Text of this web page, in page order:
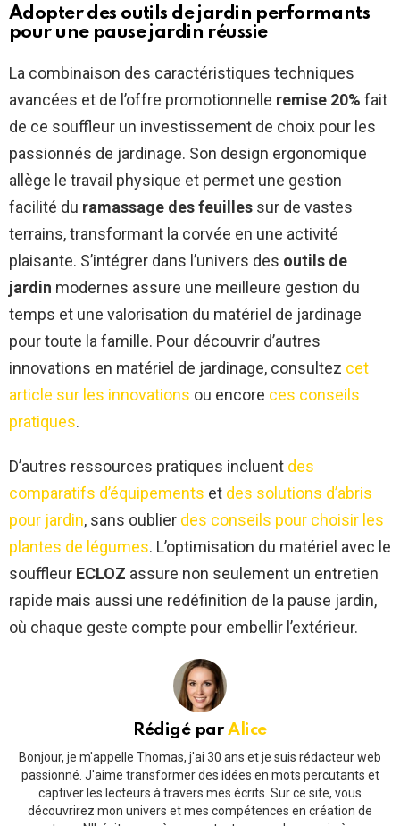
Adopter des outils de jardin performants
pour une pause jardin réussie
La combinaison des caractéristiques techniques
avancées et de l’offre promotionnelle remise 20% fait
de ce souffleur un investissement de choix pour les
passionnés de jardinage. Son design ergonomique
allège le travail physique et permet une gestion
facilité du ramassage des feuilles sur de vastes
terrains, transformant la corvée en une activité
plaisante. S’intégrer dans l’univers des outils de
jardin modernes assure une meilleure gestion du
temps et une valorisation du matériel de jardinage
pour toute la famille. Pour découvrir d’autres
innovations en matériel de jardinage, consultez cet
article sur les innovations ou encore ces conseils
pratiques.
D’autres ressources pratiques incluent des
comparatifs d’équipements et des solutions d’abris
pour jardin, sans oublier des conseils pour choisir les
plantes de légumes. L’optimisation du matériel avec le
souffleur ECLOZ assure non seulement un entretien
rapide mais aussi une redéfinition de la pause jardin,
où chaque geste compte pour embellir l’extérieur.
Rédigé parAlice
Bonjour, je m'appelle Thomas, j'ai 30 ans et je suis rédacteur web
passionné. J'aime transformer des idées en mots percutants et
captiver les lecteurs à travers mes écrits. Sur ce site, vous
découvrirez mon univers et mes compétences en création de